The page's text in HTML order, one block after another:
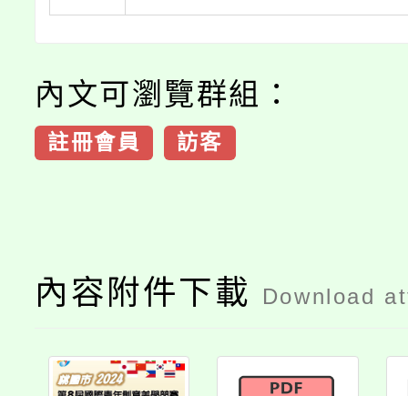
內文可瀏覽群組：
註冊會員 訪客
內容附件下載 Download